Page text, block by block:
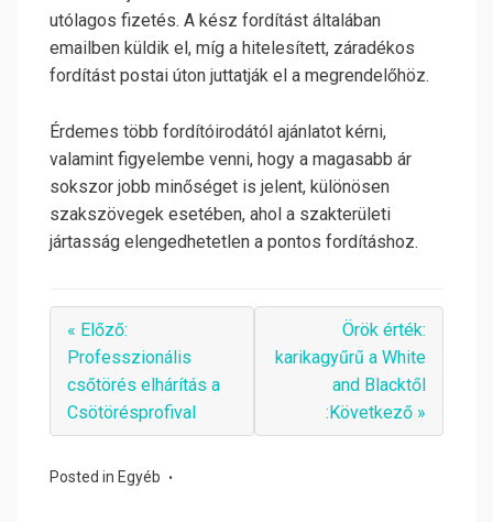
utólagos fizetés. A kész fordítást általában
emailben küldik el, míg a hitelesített, záradékos
fordítást postai úton juttatják el a megrendelőhöz.
Érdemes több fordítóirodától ajánlatot kérni,
valamint figyelembe venni, hogy a magasabb ár
sokszor jobb minőséget is jelent, különösen
szakszövegek esetében, ahol a szakterületi
jártasság elengedhetetlen a pontos fordításhoz.
« Előző:
Professzionális
csőtörés elhárítás a
Csötörésprofival
Örök érték:
karikagyűrű a White
and Blacktől
:Következő »
Posted in Egyéb